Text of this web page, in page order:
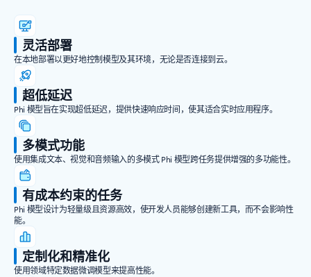
灵活部署
在本地部署以更好地控制模型及其环境，无论是否连接到云。
超低延迟
Phi 模型旨在实现超低延迟，提供快速响应时间，使其适合实时应用程序。
多模式功能
使用集成文本、视觉和音频输入的多模式 Phi 模型跨任务提供增强的多功能性。
有成本约束的任务
Phi 模型设计为轻量级且资源高效，使开发人员能够创建新工具，而不会影响性
能。
定制化和精准化
使用领域特定数据微调模型来提高性能。